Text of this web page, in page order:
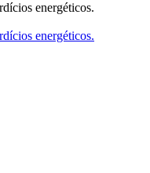
energéticos.
energéticos.